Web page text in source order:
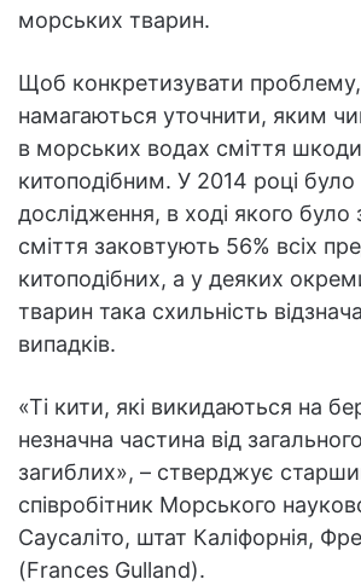
морських тварин.
Щоб конкретизувати проблему,
намагаються уточнити, яким
в морських водах сміття
китоподібним. У 2014 році
дослідження, в ході якого було
сміття заковтують 56% всіх
китоподібних, а у деяких
тварин така схильність
випадків.
«Ті кити, які викидаються на
незначна частина від
загиблих», – стверджує
співробітник Морського
Саусаліто, штат Каліфорнія,
(Frances Gulland).